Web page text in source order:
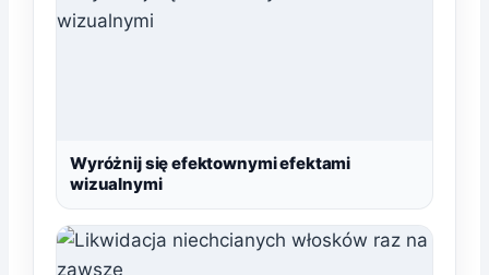
Wyróżnij się efektownymi efektami
wizualnymi